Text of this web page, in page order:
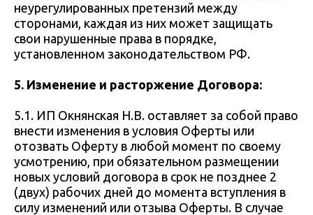
неурегулированных претензий между
сторонами, каждая из них может защищать
свои нарушенные права в порядке,
установленном законодательством РФ.
5. Изменение и расторжение Договора:
5.1. ИП Окнянская Н.В. оставляет за собой право
внести изменения в условия Оферты или
отозвать Оферту в любой момент по своему
усмотрению, при обязательном размещении
новых условий договора в срок не позднее 2
(двух) рабочих дней до момента вступления в
силу изменений или отзыва Оферты. В случае